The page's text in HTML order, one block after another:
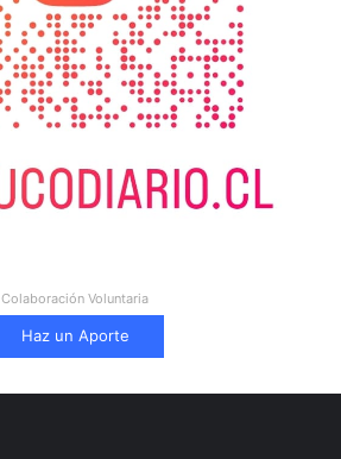
Colaboración Voluntaria
Haz un Aporte